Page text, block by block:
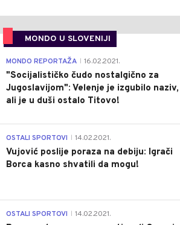
MONDO U SLOVENIJI
MONDO REPORTAŽA 16.02.2021.
"Socijalističko čudo nostalgično za
Jugoslavijom": Velenje je izgubilo naziv,
ali je u duši ostalo Titovo!
OSTALI SPORTOVI 14.02.2021.
Vujović poslije poraza na debiju: Igrači
Borca kasno shvatili da mogu!
OSTALI SPORTOVI 14.02.2021.